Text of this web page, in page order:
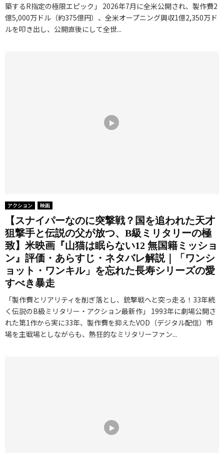
築するR指定の極限エピック」 2026年7月に全米公開され、製作費2
億5,000万ドル（約375億円）、全米オープニング興収1億2,350万ド
ルを叩き出し、公開直後にして全世...
アクション 映画
【スナイパーなのに突撃戦？国を追われた天才
狙撃手と伝説の父が放つ、B級ミリタリーの極
致】米映画『山猫は眠らない12 無国籍ミッショ
ン』評価・あらすじ・ネタバレ解説｜「ワンシ
ョット・ワンキル」を忘れた長寿シリーズの愛
すべき暴走
「製作費とリアリティを削ぎ落とし、銃撃戦へと突っ走る！33年続
く伝説のB級ミリタリー・アクション最新作」 1993年に劇場公開さ
れた第1作から実に33年、製作費を抑えたVOD（デジタル配信）市
場を主戦場としながらも、熱狂的なミリタリーファン...